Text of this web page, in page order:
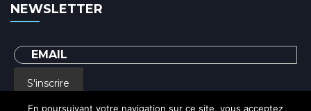
NEWSLETTER
S'inscrire
En poursuivant votre navigation sur ce site, vous acceptez